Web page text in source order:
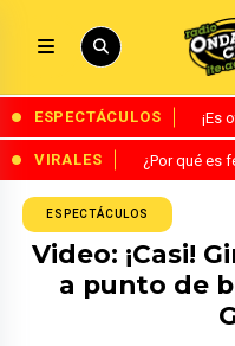
ESPECTÁCULOS ¡Es
VIRALES ¿Por qué es
ESPECTÁCULOS
Video: ¡Casi!
a punto de